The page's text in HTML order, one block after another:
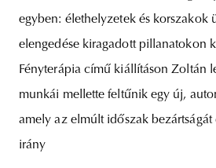
egyben: élethelyzetek és korszakok
elengedése kiragadott pillanatokon
Fényterápia című kiállításon Zoltán
munkái mellette feltűnik egy új,
amely az elmúlt időszak
irány